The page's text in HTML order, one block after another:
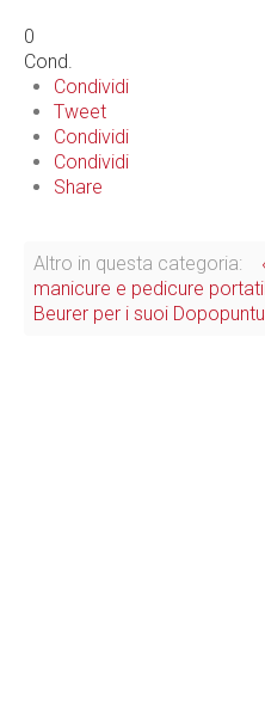
0
Cond.
Condividi
Tweet
Condividi
Condividi
Share
Altro in questa categoria:
manicure e pedicure
Beurer per i suoi